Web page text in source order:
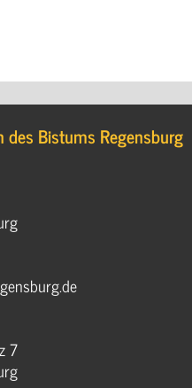
Bistums Regensburg
7